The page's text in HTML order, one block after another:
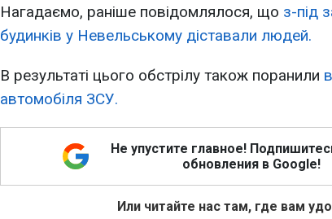
Нагадаємо, раніше повідомлялося, що з-під
будинків у Невельському діставали людей.
В результаті цього обстрілу також поранили
автомобіля ЗСУ.
Не упустите главное!
обновления в Google!
Или читайте нас там, где вам